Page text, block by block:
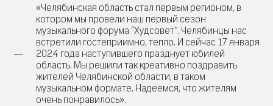
«Челябинская область стал первым регионом, в
котором мы провели наш первый сезон
музыкального форума “Худсовет”. Челябинцы нас
встретили гостеприимно, тепло. И сейчас 17 января
2024 года наступившего празднует юбилей
область. Мы решили так креативно поздравить
жителей Челябинской области, в таком
музыкальном формате. Надеемся, что жителям
очень понравилось».